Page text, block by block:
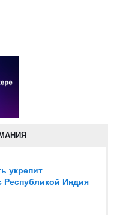
укрепит
Республикой Индия